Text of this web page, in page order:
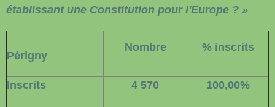
établissant une Constitution pour l'Europe ? »
Périgny
Nombre % inscrits
Inscrits 4 570 100,00%